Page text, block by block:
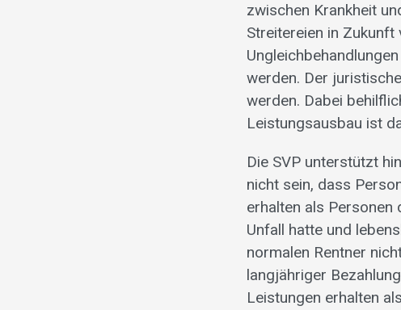
zwischen Krankheit
Streitereien in
werden. Der
werden. Dabei
Leistungsausbau ist
Die SVP unterstützt
nicht sein, dass
erhalten als Personen
Unfall hatte und
normalen Rentner
langjähriger
Leistungen erhalten